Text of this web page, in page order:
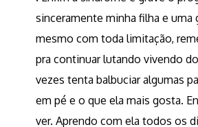
sinceramente minha filha e uma
mesmo com toda limitação,
pra continuar lutando vivendo
vezes tenta balbuciar algumas
em pé e o que ela mais gosta.
ver. Aprendo com ela todos os